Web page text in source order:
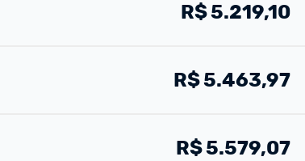
R$5.219,10
R$5.463,97
R$5.579,07